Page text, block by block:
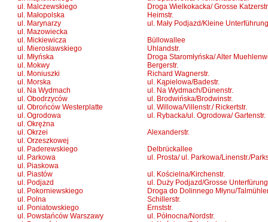
ul. Malczewskiego
Droga Wielkokacka/ Grosse
ul. Małopolska
Heimstr.
ul. Marynarzy
ul. Mały Podjazd/Kleine Unterführung
ul. Mazowiecka
ul. Mickiewicza
Büllowallee
ul. Mierosławskiego
Uhlandstr.
ul. Młyńska
Droga Staromłyńska/ Alter
ul. Mokwy
Bergerstr.
ul. Moniuszki
Richard Wagnerstr.
ul. Morska
ul. Kąpielowa/Badestr.
ul. Na Wydmach
ul. Na Wydmach/Dünenstr.
ul. Obodrzyców
ul. Brodwińska/Brodwinstr.
ul. Obrońców Westerplatte
ul. Willowa/Villenstr./ Rickertstr.
ul. Ogrodowa
ul. Rybacka/ul. Ogrodowa/ Gartenstr.
ul. Okrężna
ul. Okrzei
Alexanderstr.
ul. Orzeszkowej
ul. Paderewskiego
Delbrückallee
ul. Parkowa
ul. Prosta/ ul. Parkowa/Linenstr./
ul. Piaskowa
ul. Piastów
ul. Kościelna/Kirchenstr.
ul. Podjazd
ul. Duży Podjazd/Grosse Unterfürung
ul. Pokorniewskiego
Droga do Dolinnego Młynu/
ul. Polna
Schillerstr.
ul. Poniatowskiego
Ernststr.
ul. Powstańców Warszawy
ul. Północna/Nordstr.